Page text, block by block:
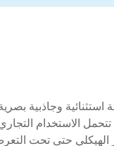
وجاذبية
تتحمل الاستخدام
الهيكلي حتى تحت